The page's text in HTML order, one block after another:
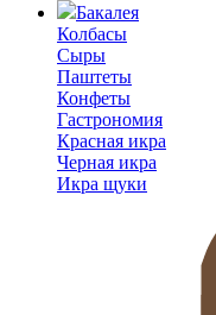
Бакалея
Колбасы
Сыры
Паштеты
Конфеты
Гастрономия
Красная икра
Черная икра
Икра щуки